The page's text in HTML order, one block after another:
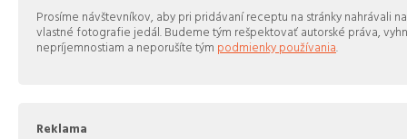
Prosíme návštevníkov, aby pri pridávaní receptu na stránky nahrávali
vlastné fotografie jedál. Budeme tým rešpektovať autorské práva,
nepríjemnostiam a neporušíte tým podmienky používania.
Reklama